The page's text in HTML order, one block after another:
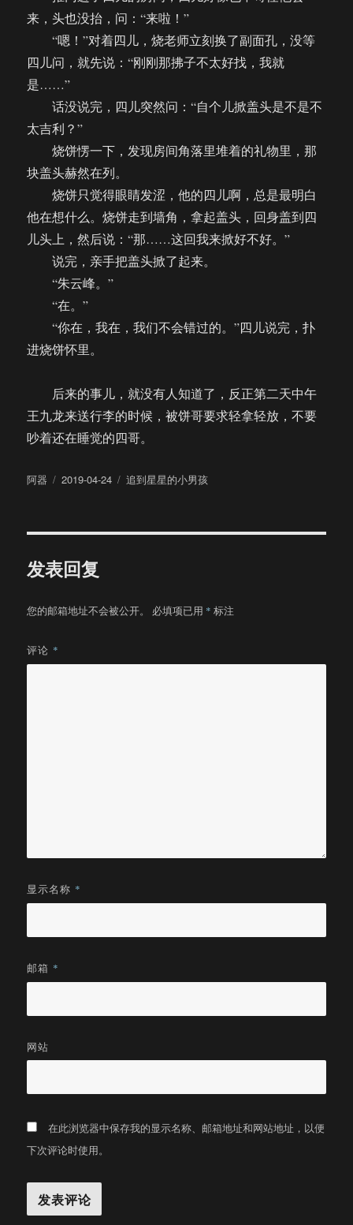
来，头也没抬，问：“来啦！”
“嗯！”对着四儿，烧老师立刻换了副面孔，没等
四儿问，就先说：“刚刚那拂子不太好找，我就
是……”
话没说完，四儿突然问：“自个儿掀盖头是不是不
太吉利？”
烧饼愣一下，发现房间角落里堆着的礼物里，那
块盖头赫然在列。
烧饼只觉得眼睛发涩，他的四儿啊，总是最明白
他在想什么。烧饼走到墙角，拿起盖头，回身盖到四
儿头上，然后说：“那……这回我来掀好不好。”
说完，亲手把盖头掀了起来。
“朱云峰。”
“在。”
“你在，我在，我们不会错过的。”四儿说完，扑
进烧饼怀里。
后来的事儿，就没有人知道了，反正第二天中午
王九龙来送行李的时候，被饼哥要求轻拿轻放，不要
吵着还在睡觉的四哥。
作
阿器
发
2019-04-24
分
追到星星的小男孩
发表回复
您的邮箱地址不会被公开。 必填项已用 * 标注
评论 *
显示名称 *
邮箱 *
网站
在此浏览器中保存我的显示名称、邮箱地址和网站地址，以便
下次评论时使用。